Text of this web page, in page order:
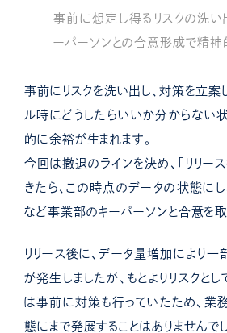
事前に想定し得るリスクの洗い
ーパーソンとの合意形成で精神
事前にリスクを洗い出し、対策を立案
ル時にどうしたらいいか分からない
的に余裕が生まれます。
今回は撤退のラインを決め、「リリー
きたら、この時点のデータの状態にし
など事業部のキーパーソンと合意を取
リリース後に、データ量増加により一
が発生しましたが、もとよりリスクと
は事前に対策も行っていたため、業
態にまで発展することはありませんでし